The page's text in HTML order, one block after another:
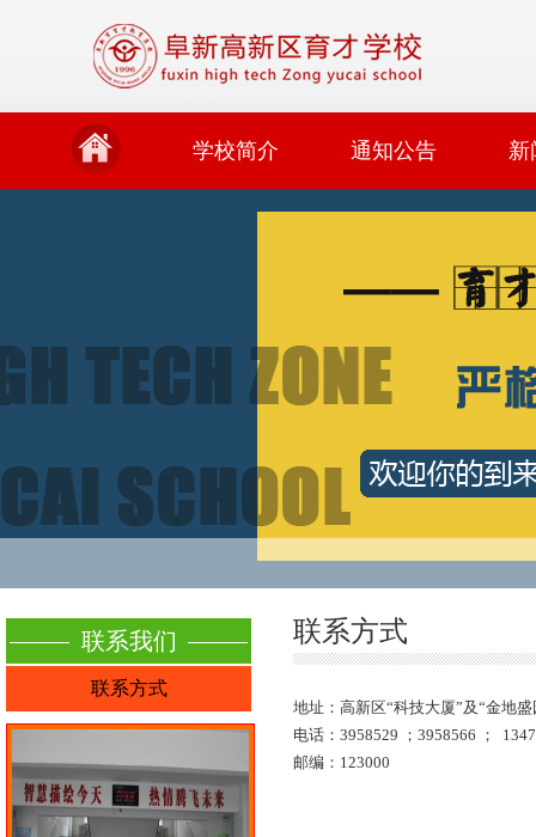
学校简介 通知公告 新
联系我们
联系方式
联系方式
地址： 高新区“科技大厦”及“金地
电话：3958529 ；3958566 ；
邮编： 123000